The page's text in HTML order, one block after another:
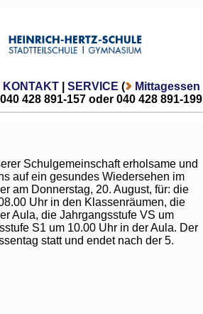
KONTAKT| SERVICE ( Mittagessen
428 891-157 oder 040 428 891-199
Schulgemeinschaft erholsame und
auf ein gesundes Wiedersehen im
am Donnerstag, 20. August, für: die
Uhr in den Klassenräumen, die
Aula, die Jahrgangsstufe VS um
S1 um 10.00 Uhr in der Aula. Der
statt und endet nach der 5.